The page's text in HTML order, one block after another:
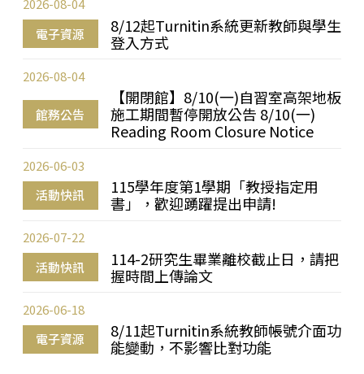
電子資源
8/12起Turnitin系統更新教師與學生
登入方式
2026-08-04
館務公告
【開閉館】8/10(一)自習室高架地板
施工期間暫停開放公告 8/10(一)
Reading Room Closure Notice
2026-08-04
活動快訊
115學年度第1學期「教授指定用
書」，歡迎踴躍提出申請!
2026-06-03
活動快訊
114-2研究生畢業離校截止日，請把
握時間上傳論文
2026-07-22
電子資源
8/11起Turnitin系統教師帳號介面功
能變動，不影響比對功能
2026-06-18